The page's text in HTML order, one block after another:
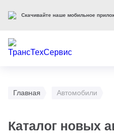
Главная Автомобили
Каталог новых
Скачивайте наше мобильное